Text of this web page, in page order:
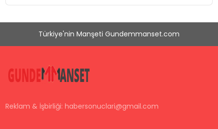
Türkiye'nin Manşeti Gundemmanset.com
Reklam & İşbirliği:habersonuclari@gmail.com